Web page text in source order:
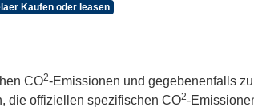
Kaufen oder leasen
CO2-Emissionen und gegebenenfalls
die offiziellen spezifischen CO2-